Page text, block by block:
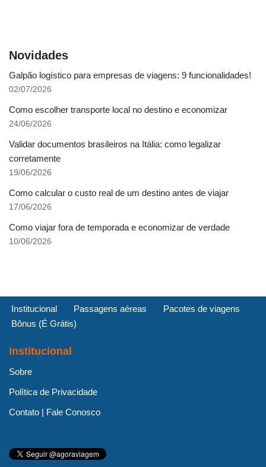
Novidades
Galpão logístico para empresas de viagens: 9 funcionalidades!
02/07/2026
Como escolher transporte local no destino e economizar
24/06/2026
Validar documentos brasileiros na Itália: como legalizar
corretamente
19/06/2026
Como calcular o custo real de um destino antes de viajar
17/06/2026
Como viajar fora de temporada e economizar de verdade
10/06/2026
Institucional Passagens aéreas
Pacotes de viagens
Bônus (É Grátis)
Institucional
Sobre
Política de Privacidade
Contato | Fale Conosco